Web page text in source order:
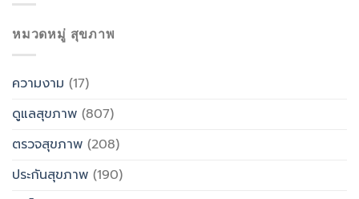
หมวดหมู่ สุขภาพ
ความงาม (17)
ดูแลสุขภาพ (807)
ตรวจสุขภาพ (208)
ประกันสุขภาพ (190)